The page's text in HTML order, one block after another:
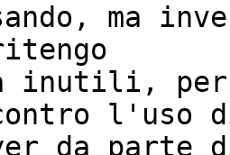
ma
inutili,
contro l'uso
da parte di